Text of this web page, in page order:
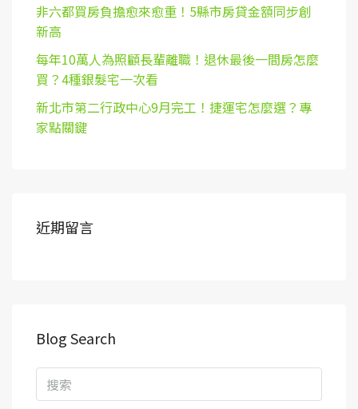
非六都買房負擔愈來愈重！5縣市房貸金額同步創
新高
每年10萬人為照顧長輩離職！退休最後一間房怎麼
買？4種銀髮宅一次看
新北市第二行政中心9月完工！捷運宅怎麼選？專
家點關鍵
近期留言
Blog Search